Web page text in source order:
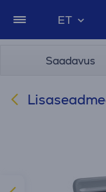
ET
Saadavus